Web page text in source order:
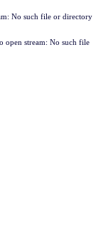
No such file or directory
open stream: No such file